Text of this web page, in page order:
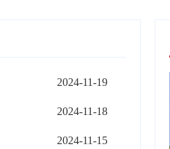
2024-11-19
2024-11-18
2024-11-15